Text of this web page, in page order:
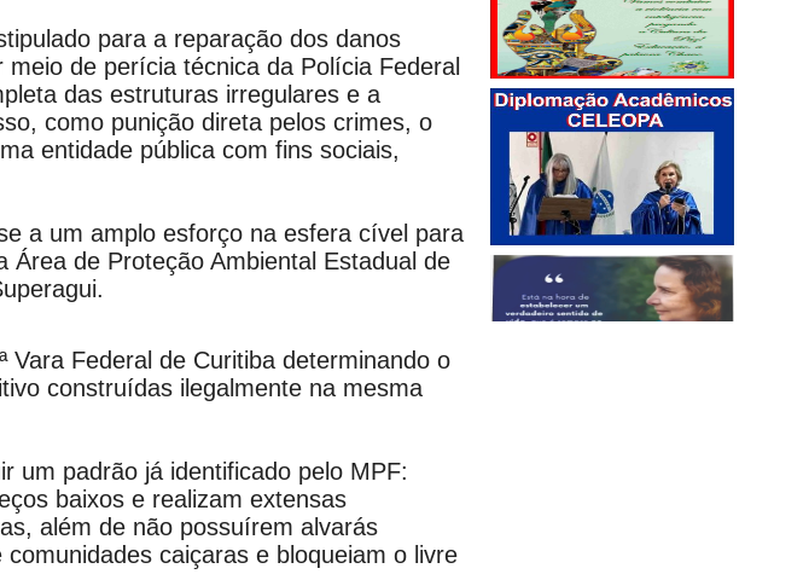
para a reparação dos danos
de perícia técnica da Polícia Federal
das estruturas irregulares e a
como punição direta pelos crimes, o
entidade pública com fins sociais,
a um amplo esforço na esfera cível para
de Proteção Ambiental Estadual de
Vara Federal de Curitiba determinando o
construídas ilegalmente na mesma
um padrão já identificado pelo MPF:
baixos e realizam extensas
além de não possuírem alvarás
caiçaras e bloqueiam o livre